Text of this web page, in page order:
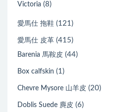
Victoria (8)
愛馬仕 拖鞋 (121)
愛馬仕 皮革 (415)
Barenia 馬鞍皮 (44)
Box calfskin (1)
Chevre Mysore 山羊皮 (20)
Doblis Suede 麂皮 (6)